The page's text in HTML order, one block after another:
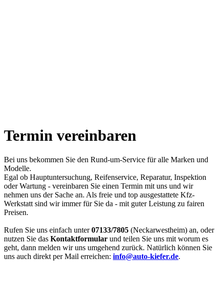
Termin vereinbaren
Bei uns bekommen Sie den Rund-um-Service für alle Marken und
Modelle.
Egal ob Hauptuntersuchung, Reifenservice, Reparatur, Inspektion
oder Wartung - vereinbaren Sie einen Termin mit uns und wir
nehmen uns der Sache an. Als freie und top ausgestattete Kfz-
Werkstatt sind wir immer für Sie da - mit guter Leistung zu fairen
Preisen.
Rufen Sie uns einfach unter07133/7805 (Neckarwestheim) an, oder
nutzen Sie das Kontaktformular und teilen Sie uns mit worum es
geht, dann melden wir uns umgehend zurück. Natürlich können Sie
uns auch direkt per Mail erreichen: info@auto-kiefer.de.